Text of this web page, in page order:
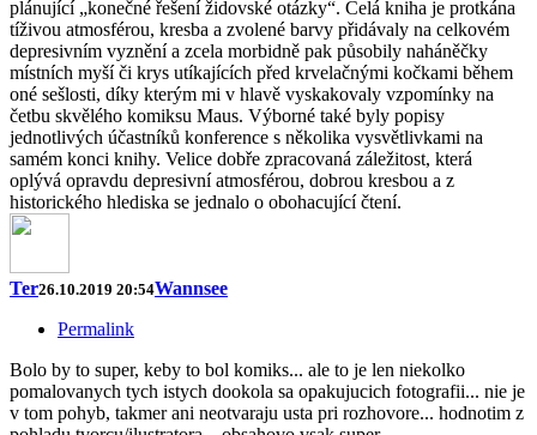
plánující „konečné řešení židovské otázky“. Celá kniha je protkána
tíživou atmosférou, kresba a zvolené barvy přidávaly na celkovém
depresivním vyznění a zcela morbidně pak působily naháněčky
místních myší či krys utíkajících před krvelačnými kočkami během
oné sešlosti, díky kterým mi v hlavě vyskakovaly vzpomínky na
četbu skvělého komiksu Maus. Výborné také byly popisy
jednotlivých účastníků konference s několika vysvětlivkami na
samém konci knihy. Velice dobře zpracovaná záležitost, která
oplývá opravdu depresivní atmosférou, dobrou kresbou a z
historického hlediska se jednalo o obohacující čtení.
Ter26.10.2019 20:54Wannsee
Permalink
Bolo by to super, keby to bol komiks... ale to je len niekolko
pomalovanych tych istych dookola sa opakujucich fotografii... nie je
v tom pohyb, takmer ani neotvaraju usta pri rozhovore... hodnotim z